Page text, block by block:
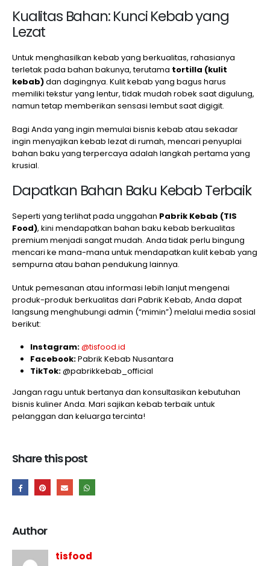
Kualitas Bahan: Kunci Kebab yang
Lezat
Untuk menghasilkan kebab yang berkualitas, rahasianya
terletak pada bahan bakunya, terutama tortilla (kulit
kebab)dan dagingnya. Kulit kebab yang bagus harus
memiliki tekstur yang lentur, tidak mudah robek saat digulung,
namun tetap memberikan sensasi lembut saat digigit.
Bagi Anda yang ingin memulai bisnis kebab atau sekadar
ingin menyajikan kebab lezat di rumah, mencari penyuplai
bahan baku yang terpercaya adalah langkah pertama yang
krusial.
Dapatkan Bahan Baku Kebab Terbaik
Seperti yang terlihat pada unggahan Pabrik Kebab (TIS
Food), kini mendapatkan bahan baku kebab berkualitas
premium menjadi sangat mudah. Anda tidak perlu bingung
mencari ke mana-mana untuk mendapatkan kulit kebab yang
sempurna atau bahan pendukung lainnya.
Untuk pemesanan atau informasi lebih lanjut mengenai
produk-produk berkualitas dari Pabrik Kebab, Anda dapat
langsung menghubungi admin (“mimin”) melalui media sosial
berikut:
Instagram:@tisfood.id
Facebook:Pabrik Kebab Nusantara
TikTok:@pabrikkebab_official
Jangan ragu untuk bertanya dan konsultasikan kebutuhan
bisnis kuliner Anda. Mari sajikan kebab terbaik untuk
pelanggan dan keluarga tercinta!
Share this post
Author
tisfood